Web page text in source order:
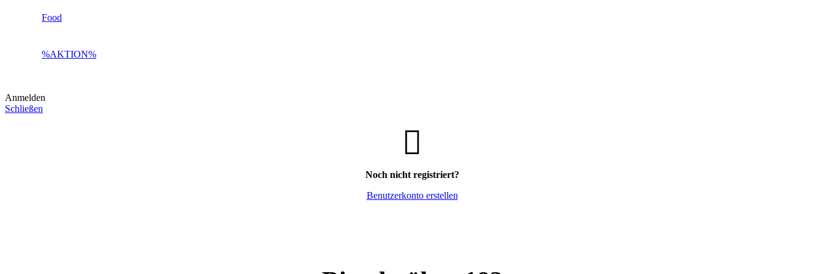
Food
%AKTION%
Anmelden
Schließen
Noch nicht registriert?
Benutzerkonto erstellen